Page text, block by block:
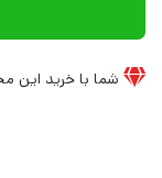
شما با خرید این